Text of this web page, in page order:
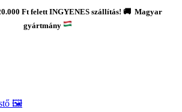
Ft felett INGYENES szállítás! 🚚 Magyar
gyártmány
🖼️